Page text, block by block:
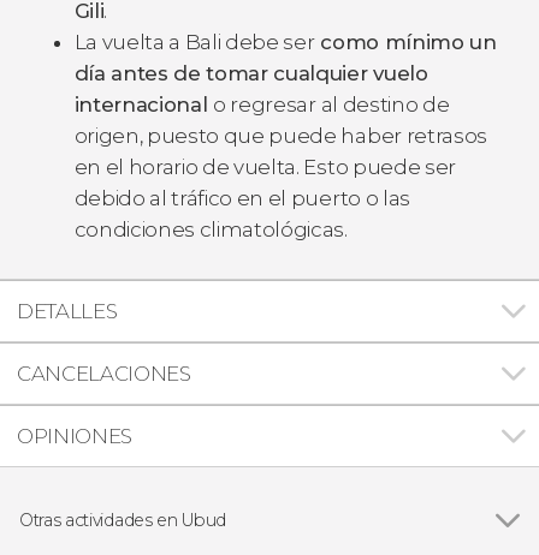
Gili.
La vuelta a Bali debe sercomo mínimo un
día antes de tomar cualquier vuelo
internacional o regresar al destino de
origen, puesto que puede haber retrasos
en el horario de vuelta. Esto puede ser
debido al tráfico en el puerto o las
condiciones climatológicas.
DETALLES
CANCELACIONES
OPINIONES
Otras actividades en Ubud